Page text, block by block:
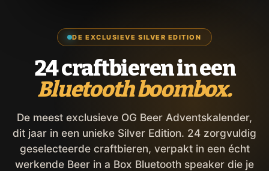
DE EXCLUSIEVE SILVER EDITION
24 craftbieren in een
Bluetooth boombox.
De meest exclusieve OG Beer Adventskalender,
dit jaar in een unieke Silver Edition. 24 zorgvuldig
geselecteerde craftbieren, verpakt in een écht
werkende Beer in a Box Bluetooth speaker die je